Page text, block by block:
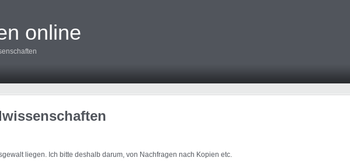
online
liegen. Ich bitte deshalb darum, von Nachfragen nach Kopien etc.